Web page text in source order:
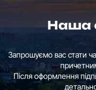
Наша
Запрошуємо вас стати
Після оформлення